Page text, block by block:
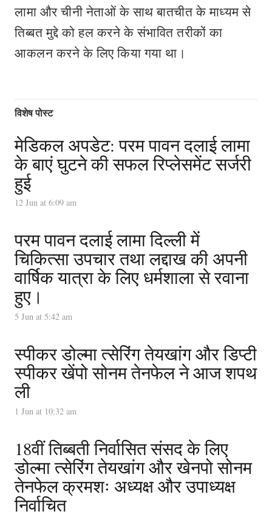
लामा और चीनी नेताओं के साथ बातचीत के माध्यम से
तिब्बत मुद्दे को हल करने के संभावित तरीकों का
आकलन करने के लिए किया गया था।
विशेष पोस्ट
मेडिकल अपडेट: परम पावन दलाई लामा
के बाएं घुटने की सफल रिप्लेसमेंट सर्जरी
हुई
12 Jun at 6:09 am
परम पावन दलाई लामा दिल्ली में
चिकित्सा उपचार तथा लद्दाख की अपनी
वार्षिक यात्रा के लिए धर्मशाला से रवाना
हुए।
5 Jun at 5:42 am
स्पीकर डोल्मा त्सेरिंग तेयखांग और डिप्टी
स्पीकर खेंपो सोनम तेनफेल ने आज शपथ
ली
1 Jun at 10:32 am
18वीं तिब्बती निर्वासित संसद के लिए
डोल्मा त्सेरिंग तेयखांग और खेनपो सोनम
तेनफेल क्रमशः अध्यक्ष और उपाध्यक्ष
निर्वाचित